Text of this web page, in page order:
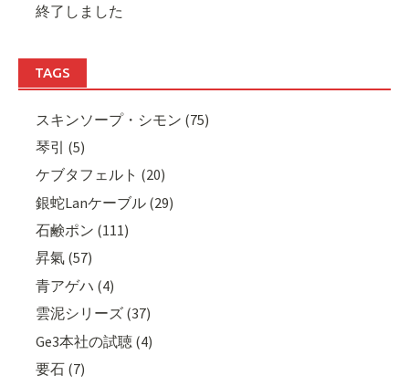
終了しました
TAGS
スキンソープ・シモン (75)
琴引 (5)
ケブタフェルト (20)
銀蛇Lanケーブル (29)
石鹸ポン (111)
昇氣 (57)
青アゲハ (4)
雲泥シリーズ (37)
Ge3本社の試聴 (4)
要石 (7)